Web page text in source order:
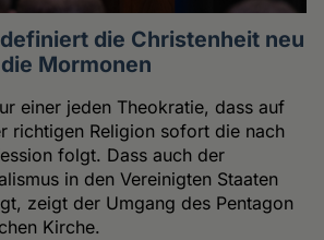
die Christenheit neu
Mormonen
einer jeden Theokratie, dass auf
richtigen Religion sofort die nach
folgt. Dass auch der
in den Vereinigten Staaten
zeigt der Umgang des Pentagon
Kirche.